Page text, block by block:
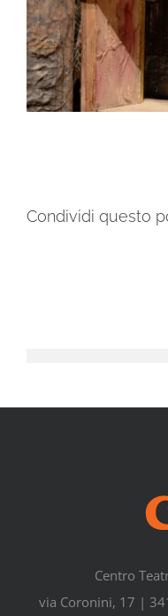
Condividi questo
Centro
via Coronini, 17 |